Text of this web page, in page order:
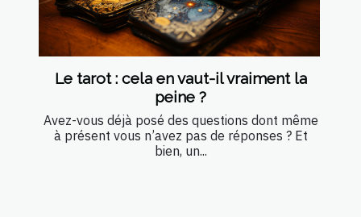
Le tarot : cela en vaut-il vraiment la
peine ?
Avez-vous déjà posé des questions dont même
à présent vous n’avez pas de réponses ? Et
bien, un...